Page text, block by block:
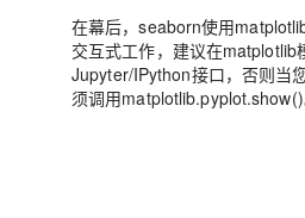
在幕后，seaborn使用
交互式工作，建议在matplotlib
Jupyter/IPython接口，否则当
须调用matplotlib.pyplot.show()